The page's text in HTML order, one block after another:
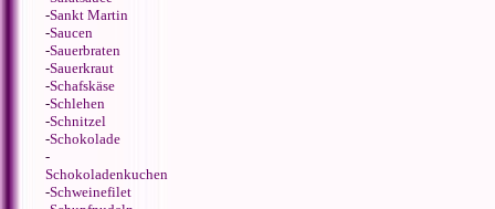
-Sankt Martin
-Saucen
-Sauerbraten
-Sauerkraut
-Schafskäse
-Schlehen
-Schnitzel
-Schokolade
-
Schokoladenkuchen
-Schweinefilet